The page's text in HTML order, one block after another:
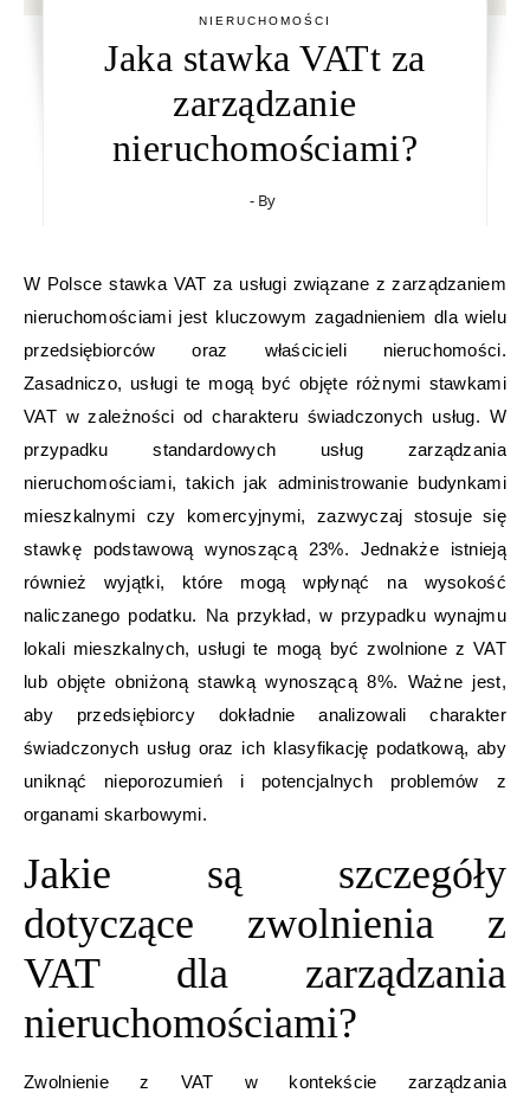
NIERUCHOMOŚCI
Jaka stawka VATt za
zarządzanie
nieruchomościami?
- By
W Polsce stawka VAT za usługi związane z zarządzaniem
nieruchomościami jest kluczowym zagadnieniem dla wielu
przedsiębiorców oraz właścicieli nieruchomości.
Zasadniczo, usługi te mogą być objęte różnymi stawkami
VAT w zależności od charakteru świadczonych usług. W
przypadku standardowych usług zarządzania
nieruchomościami, takich jak administrowanie budynkami
mieszkalnymi czy komercyjnymi, zazwyczaj stosuje się
stawkę podstawową wynoszącą 23%. Jednakże istnieją
również wyjątki, które mogą wpłynąć na wysokość
naliczanego podatku. Na przykład, w przypadku wynajmu
lokali mieszkalnych, usługi te mogą być zwolnione z VAT
lub objęte obniżoną stawką wynoszącą 8%. Ważne jest,
aby przedsiębiorcy dokładnie analizowali charakter
świadczonych usług oraz ich klasyfikację podatkową, aby
uniknąć nieporozumień i potencjalnych problemów z
organami skarbowymi.
Jakie są szczegóły
dotyczące zwolnienia z
VAT dla zarządzania
nieruchomościami?
Zwolnienie z VAT w kontekście zarządzania